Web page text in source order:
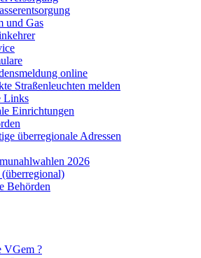
und Gas
online
Straßenleuchten melden
Links
Einrichtungen
überregionale Adressen
2026
Behörden
VGem ?